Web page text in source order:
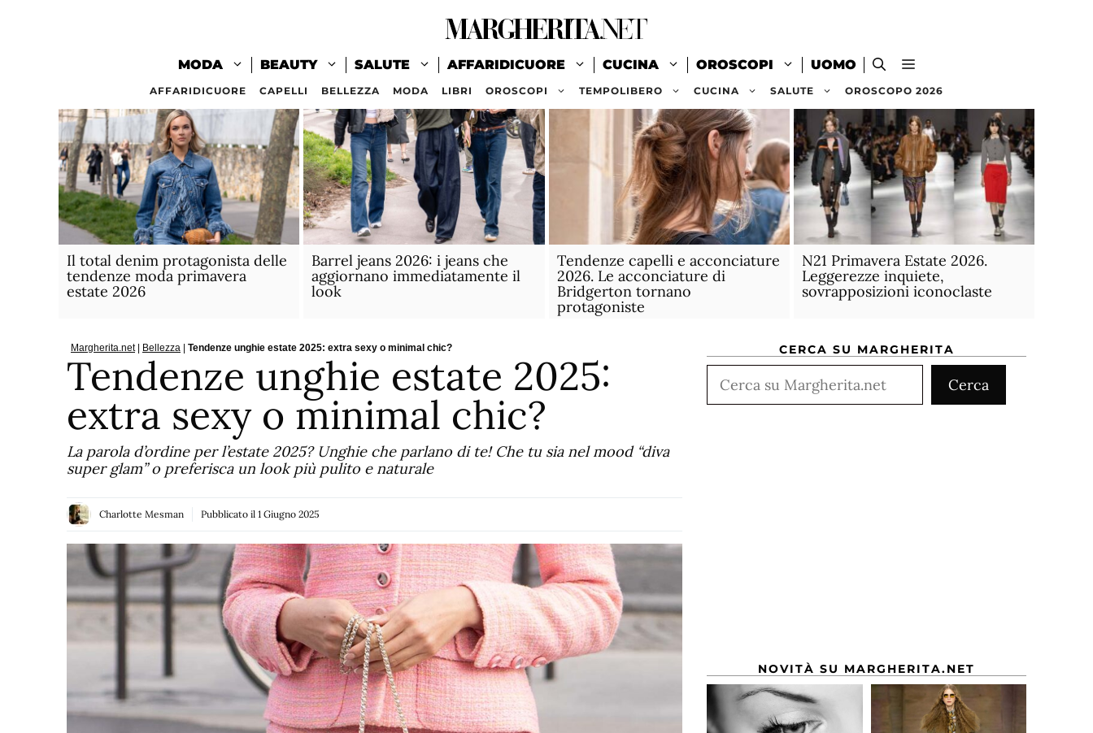
MODA BEAUTY SALUTE AFFARIDICUORE CUCINA OROSCOPI UOMO
AFFARIDICUORE CAPELLI BELLEZZA MODA LIBRI OROSCOPI TEMPOLIBERO CUCINA SALUTE OROSCOPO 2026
Il total denim protagonista delle
tendenze moda primavera
estate 2026
Barrel jeans 2026: i jeans che
aggiornano immediatamente il
look
Tendenze capelli e acconciature
2026. Le acconciature di
Bridgerton tornano
protagoniste
N21 Primavera Estate 2026.
Leggerezze inquiete,
sovrapposizioni iconoclaste
Margherita.net| Bellezza | Tendenze unghie estate 2025: extra sexy o minimal chic?
Tendenze unghie estate 2025:
extra sexy o minimal chic?
La parola d’ordine per l’estate 2025? Unghie che parlano di te! Che tu sia nel mood “diva
super glam” o preferisca un look più pulito e naturale
Charlotte Mesman Pubblicato il 1 Giugno 2025
CERCA SU MARGHERITA
Cerca
Cerca
NOVITÀ SU MARGHERITA.NET